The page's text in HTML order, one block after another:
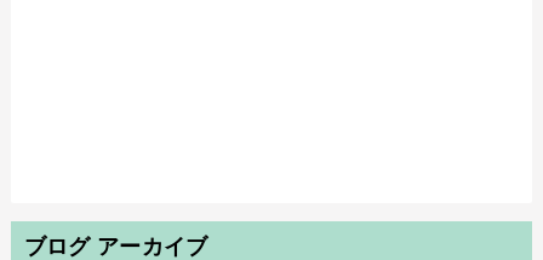
ブログ アーカイブ